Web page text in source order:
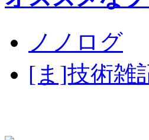
ノノログ
[ま]技術雑